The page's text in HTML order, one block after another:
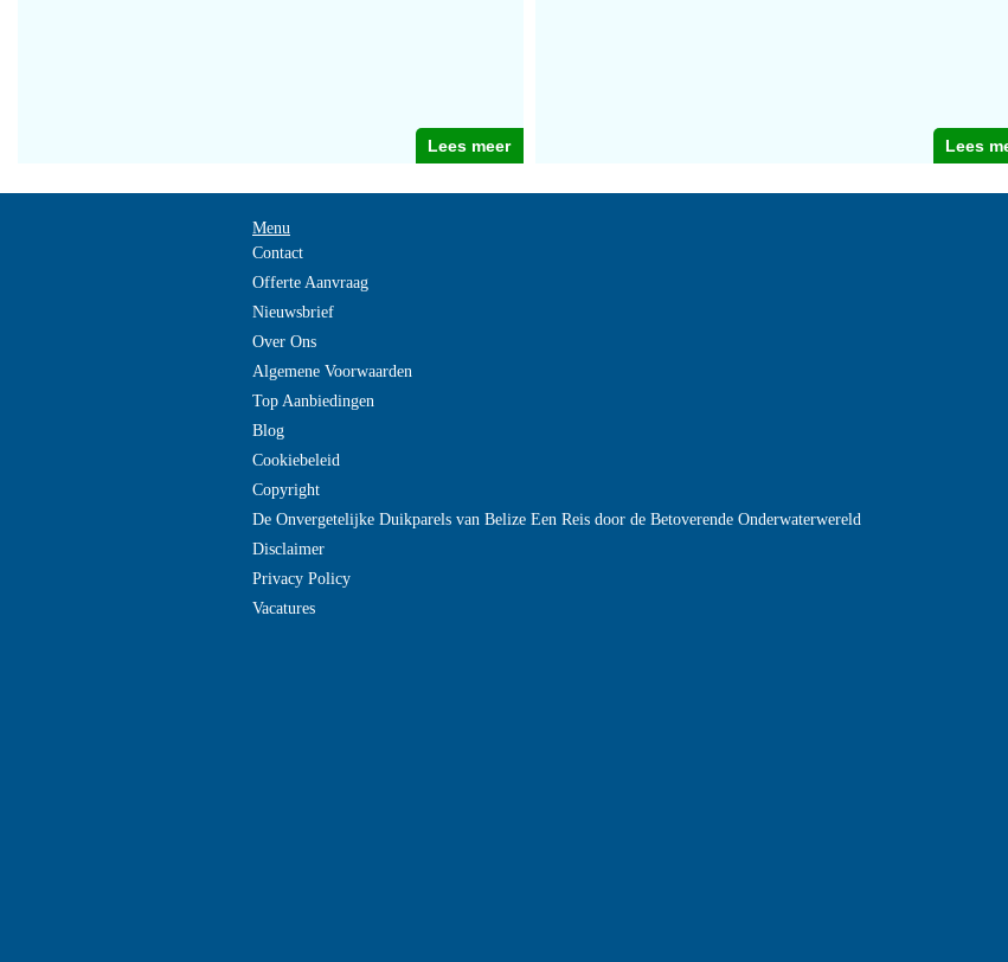
Lees meer Lees
Menu
Contact
Offerte Aanvraag
Nieuwsbrief
Over Ons
Algemene Voorwaarden
Top Aanbiedingen
Blog
Cookiebeleid
Copyright
De Onvergetelijke Duikparels van Belize Een Reis door de Betoverende Onderwaterwereld
Disclaimer
Privacy Policy
Vacatures